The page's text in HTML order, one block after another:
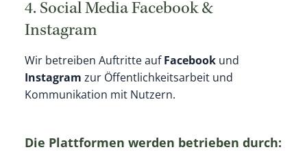
4. Social Media Facebook &
Instagram
Wir betreiben Auftritte aufFacebookund
Instagram zur Öffentlichkeitsarbeit und
Kommunikation mit Nutzern.
Die Plattformen werden betrieben durch: